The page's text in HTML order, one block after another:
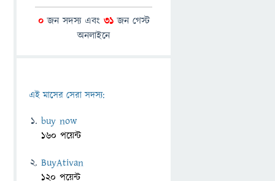
0জন সদস্য এবং 31জন গেস্ট
অনলাইনে
এই মাসের সেরা সদস্য:
buy now
160 পয়েন্ট
BuyAtivan
120 পয়েন্ট